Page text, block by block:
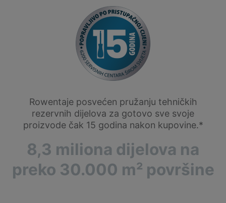
Rowentaje posvećen pružanju tehničkih
rezervnih dijelova za gotovo sve svoje
proizvode čak 15 godina nakon kupovine.*
8,3 miliona dijelova na
preko 30.000 m² površine